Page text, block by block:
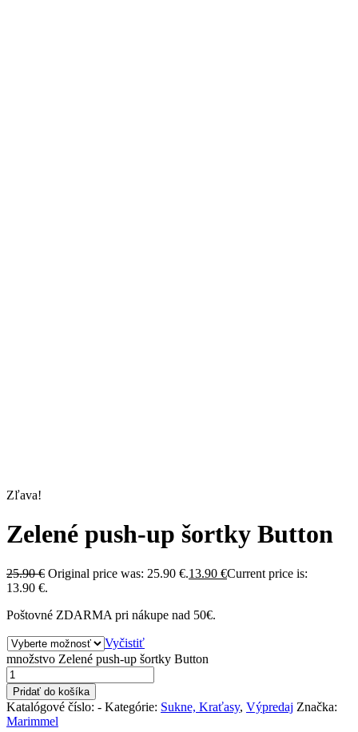
Zľava!
Zelené push-up šortky Button
25.90€ Original price was: 25.90 €.13.90 €Current price is:
13.90 €.
Poštovné ZDARMA pri nákupe nad 50€.
Vyčistiť
množstvo Zelené push-up šortky Button
Pridať do košíka
Katalógové číslo: - Kategórie: Sukne, Kraťasy, Výpredaj Značka:
Marimmel